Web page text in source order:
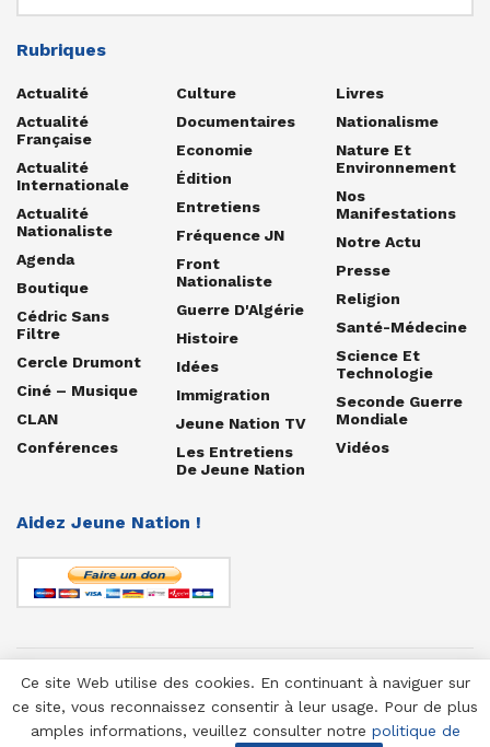
Rubriques
Actualité
Actualité
Française
Actualité
Internationale
Actualité
Nationaliste
Agenda
Boutique
Cédric Sans
Filtre
Cercle Drumont
Ciné – Musique
CLAN
Conférences
Culture
Documentaires
Economie
Édition
Entretiens
Fréquence JN
Front
Nationaliste
Guerre D'Algérie
Histoire
Idées
Immigration
Jeune Nation TV
Les Entretiens
De Jeune Nation
Livres
Nationalisme
Nature Et
Environnement
Nos
Manifestations
Notre Actu
Presse
Religion
Santé-Médecine
Science Et
Technologie
Seconde Guerre
Mondiale
Vidéos
Aidez Jeune Nation !
© 1958-2025 Jeune Nation
Ce site Web utilise des cookies. En continuant à naviguer sur
ce site, vous reconnaissez consentir à leur usage. Pour de plus
amples informations, veuillez consulter notre politique de